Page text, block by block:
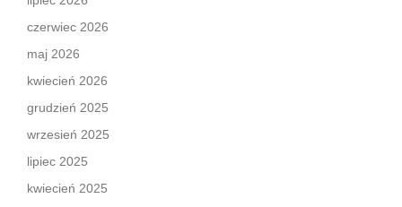
czerwiec 2026
maj 2026
kwiecień 2026
grudzień 2025
wrzesień 2025
lipiec 2025
kwiecień 2025